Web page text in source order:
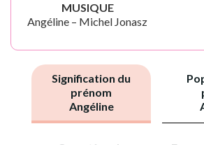
MUSIQUE
Angéline – Michel Jonasz
Signification du
prénom
Angéline